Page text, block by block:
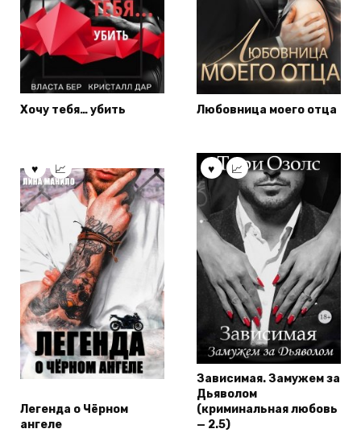
Хочу тебя… убить Любовница моего отца
Легенда о Чёрном
ангеле
Зависимая. Замужем за
Дьяволом
(криминальная любовь
— 2.5)